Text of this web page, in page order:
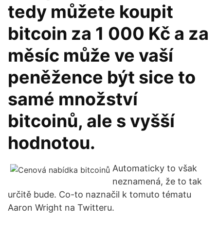
tedy můžete koupit
bitcoin za 1 000 Kč a za
měsíc může ve vaší
peněžence být sice to
samé množství
bitcoinů, ale s vyšší
hodnotou.
Automaticky to však
neznamená, že to tak
určitě bude. Co-to naznačil k tomuto tématu
Aaron Wright na Twitteru.